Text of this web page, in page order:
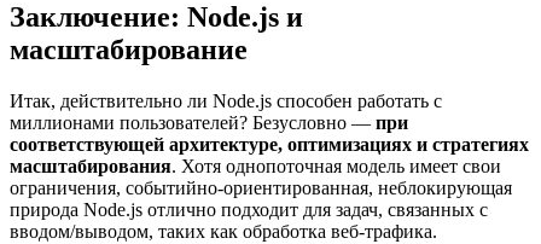
Заключение: Node.js и
масштабирование
Итак, действительно ли Node.js способен работать с
миллионами пользователей? Безусловно — при
соответствующей архитектуре, оптимизациях и стратегиях
масштабирования. Хотя однопоточная модель имеет свои
ограничения, событийно-ориентированная, неблокирующая
природа Node.js отлично подходит для задач, связанных с
вводом/выводом, таких как обработка веб-трафика.